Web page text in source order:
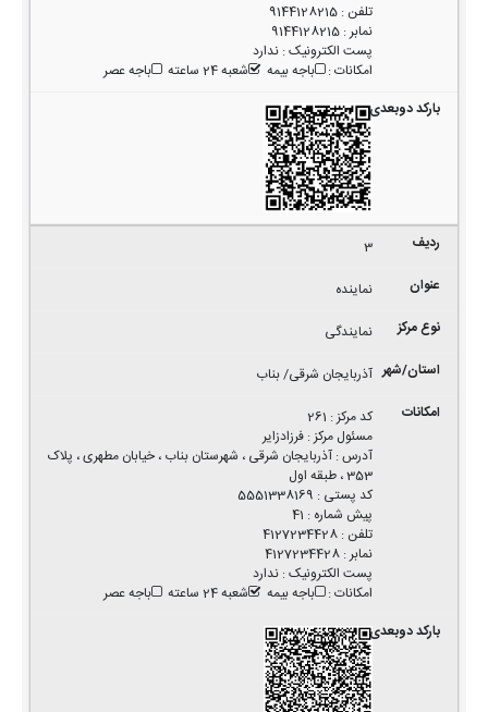
تلفن :
9144128215
نمابر:
9144128215
پست الکترونیک:ندارد
امکانات: باجه بیمه شعبه 24 ساعته باجه عصر
3
نماینده
نمایندگی
آذربایجان شرقی/ بناب
کد مرکز:
261
مسئول مرکز:فرزادزایر
آدرس:آذربایجان شرقی ، شهرستان بناب ، خیابان مطهری ، پلاک
353 ، طبقه اول
کد پستی :
5551338169
پیش شماره :
41
تلفن :
4127234428
نمابر:
4127234428
پست الکترونیک:ندارد
امکانات: باجه بیمه شعبه 24 ساعته باجه عصر